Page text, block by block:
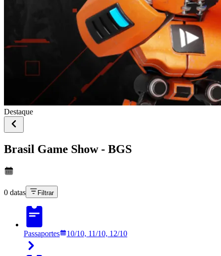
Destaque
Brasil Game Show - BGS
0 datas Filtrar
Passaportes 10/10, 11/10, 12/10